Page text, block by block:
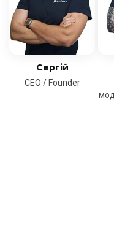
Сергій
CEO / Founder